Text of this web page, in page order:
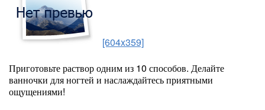
[604x359]
Приготовьте раствор одним из 10 способов. Делайте
ванночки для ногтей и наслаждайтесь приятными
ощущениями!